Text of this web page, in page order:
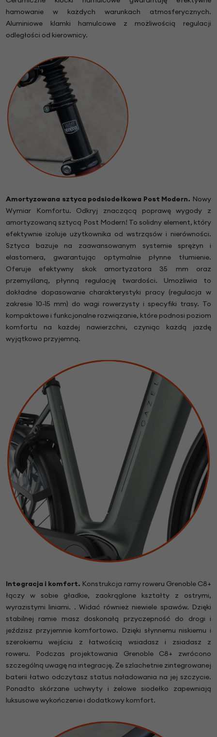
hamowanie w każdych warunkach atmosferycznych.
Aluminiowe klamki hamulcowe z możliwością regulacji
odległości od kierownicy.
Amortyzowana sztyca podsiodełkowa Post Modern. Nowy
Wymiar Komfortu. Odkryj znaczącą poprawę wygody z
amortyzowaną sztycą Post Modern! To solidny element, który
efektywnie izoluje użytkownika od wstrząsów i nierówności.
Sztyca bazuje na zaawansowanym systemie sprężyn i
elastomera, gwarantując optymalnie płynne tłumienie.
Oferuje efektywny skok amortyzatora 35 mm oraz
przemyślaną, płynną regulację twardości. Umożliwia to
dokładne dopasowanie charakterystyki pracy (regulacja w
zakresie 10-15 mm) do wagi rowerzysty i specyfiki trasy. To
kompaktowe i funkcjonalne rozwiązanie, które podnosi poziom
komfortu na każdej nawierzchni, czyniąc każdą jazdę
wyjątkowo przyjemną.
Integracja i komfort. Konstrukcja ramy roweru Grenoble C8+
łączy w sobie gładkie, zaokrąglone kształty z ostrymi,
wyrazistymi liniami. . Widać również niewiele spawów. Dzięki
stabilnej ramie masz doskonałą przyczepność do drogi i
jeździsz przyjemnie komfortowo. Dzięki słynnemu niskiemu i
szerokiemu wejściu z łatwością wsiadasz i zsiadasz z
roweru. Podczas projektowania Grenoble C8+ zwrócono
szczególną uwagę na integrację. Ze szlachetnie zintegrowanej
baterii łatwo odczytasz status naładowania na jej szczycie.
Ponadto skórzane uchwyty i żelowe siodełko zapewniają
luksusowe wykończenie i dodatkowy komfort.